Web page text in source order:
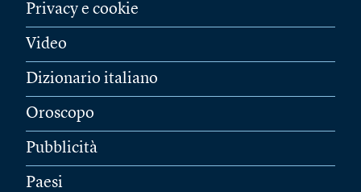
Privacy e cookie
Video
Dizionario italiano
Oroscopo
Pubblicità
Paesi